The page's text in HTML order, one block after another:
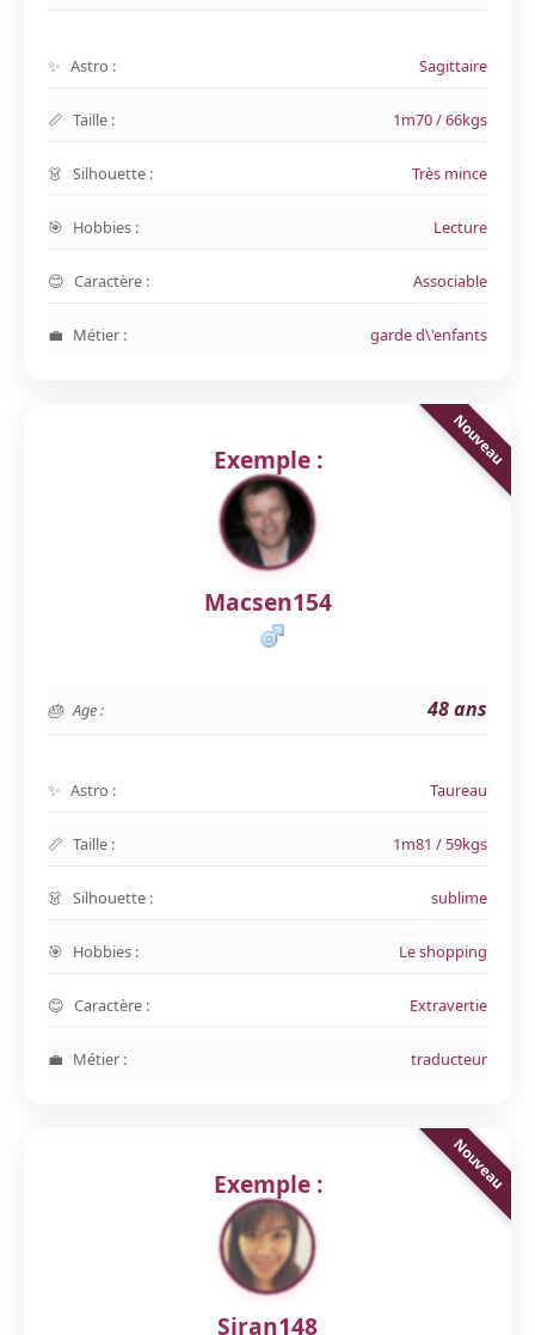
Astro : Sagittaire
Taille : 1m70 / 66kgs
Silhouette : Très mince
Hobbies : Lecture
Caractère : Associable
Métier : garde d\'enfants
Exemple :
Macsen154
Age : 48 ans
Astro : Taureau
Taille : 1m81 / 59kgs
Silhouette : sublime
Hobbies : Le shopping
Caractère : Extravertie
Métier : traducteur
Exemple :
Siran148